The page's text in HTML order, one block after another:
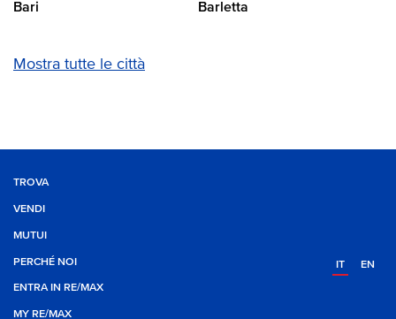
Bari Barletta
Mostra tutte le città
TROVA
VENDI
MUTUI
PERCHÉ NOI
ENTRA IN RE/MAX
MY RE/MAX
IT EN